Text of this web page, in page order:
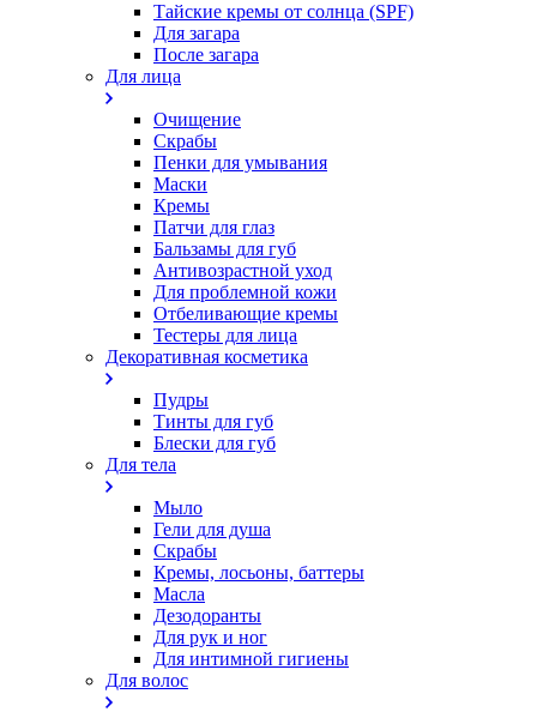
Тайские кремы от солнца (SPF)
Для загара
После загара
Для лица
Очищение
Скрабы
Пенки для умывания
Маски
Кремы
Патчи для глаз
Бальзамы для губ
Антивозрастной уход
Для проблемной кожи
Oтбеливающие кремы
Тестеры для лица
Декоративная косметика
Пудры
Тинты для губ
Блески для губ
Для тела
Мыло
Гели для душа
Скрабы
Кремы, лосьоны, баттеры
Масла
Дезодоранты
Для рук и ног
Для интимной гигиены
Для волос